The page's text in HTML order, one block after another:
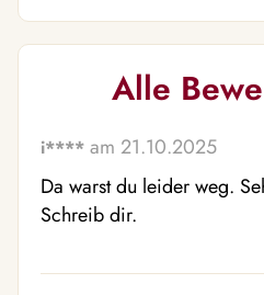
Alle
i**** am 21.10.2025
Da warst du leider weg.
Schreib dir.